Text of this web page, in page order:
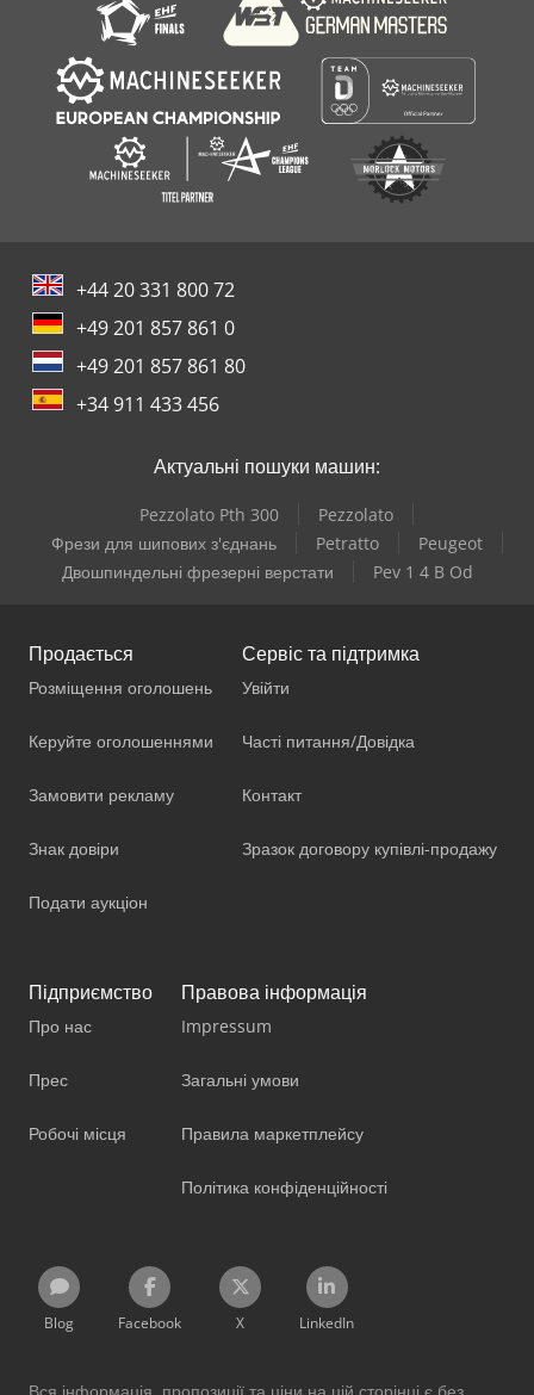
+44 20 331 800 72
+49 201 857 861 0
+49 201 857 861 80
+34 911 433 456
Актуальні пошуки машин:
Pezzolato Pth 300
Pezzolato
Фрези для шипових з'єднань
Petratto
Peugeot
Двошпиндельні фрезерні верстати
Pev 1 4 B Od
Продається
Розміщення оголошень
Керуйте оголошеннями
Замовити рекламу
Знак довіри
Подати аукціон
Сервіс та підтримка
Увійти
Часті питання/Довідка
Контакт
Зразок договору купівлі-продажу
Підприємство
Про нас
Прес
Робочі місця
Правова інформація
Impressum
Загальні умови
Правила маркетплейсу
Політика конфіденційності
Blog Facebook X LinkedIn